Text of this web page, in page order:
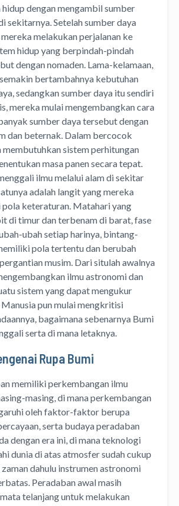
dengan mengambil sumber
sekitarnya. Setelah sumber daya
melakukan perjalanan ke
hidup yang berpindah-pindah
dengan nomaden. Lama-kelamaan,
bertambahnya kebutuhan
sedangkan sumber daya itu sendiri
mereka mulai mengembangkan cara
sumber daya tersebut dengan
dan beternak. Dalam bercocok
membutuhkan sistem perhitungan
masa panen secara tepat.
ilmu melalui alam di sekitar
adalah langit yang mereka
keteraturan. Matahari yang
di timur dan terbenam di barat, fase
ubah setiap harinya, bintang-
pola tertentu dan berubah
musim. Dari situlah awalnya
ilmu astronomi dan
sistem yang dapat mengukur
pun mulai mengkritisi
bagaimana sebenarnya Bumi
serta di mana letaknya.
Rupa Bumi
memiliki perkembangan ilmu
masing, di mana perkembangan
oleh faktor-faktor berupa
serta budaya peradaban
dengan era ini, di mana teknologi
dunia di atas atmosfer sudah cukup
dahulu instrumen astronomi
Peradaban awal masih
telanjang untuk melakukan